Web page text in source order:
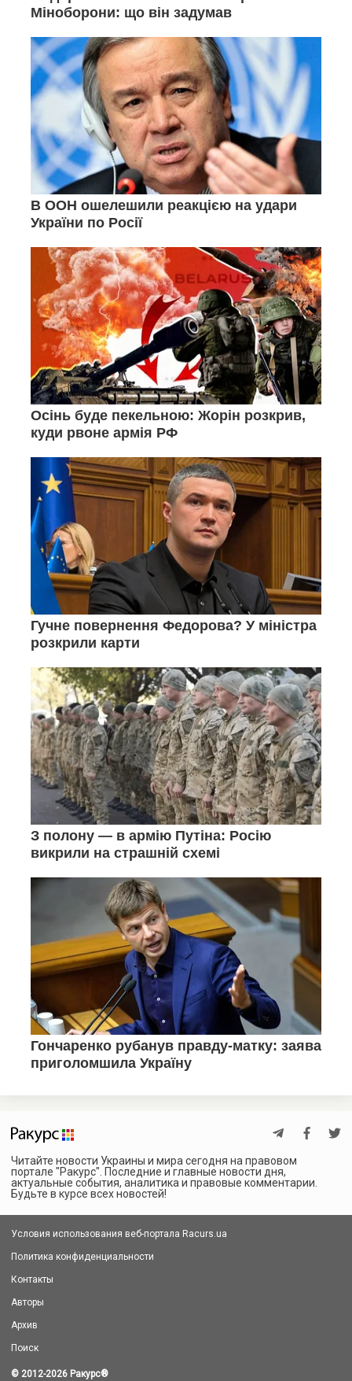
Читайте новости Украины и мира сегодня на правовом
портале "Ракурс". Последние и главные новости дня,
актуальные события, аналитика и правовые комментарии.
Будьте в курсе всех новостей!
Условия использования веб-портала Racurs.ua
Политика конфиденциальности
Контакты
Авторы
Архив
Поиск
© 2012-2026 Ракурс®